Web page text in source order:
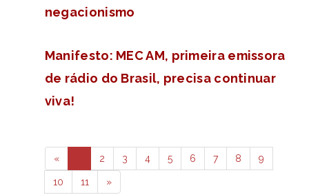
negacionismo
Manifesto: MEC AM, primeira emissora
de rádio do Brasil, precisa continuar
viva!
« 2 3 4 5 6 7 8 9
10 11 »